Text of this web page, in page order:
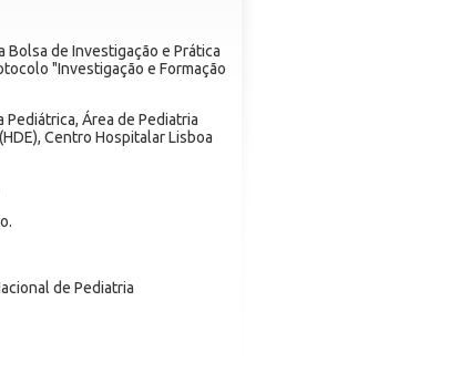
Bolsa de Investigação e Prática
"Investigação e Formação
Área de Pediatria
Centro Hospitalar Lisboa
de Pediatria